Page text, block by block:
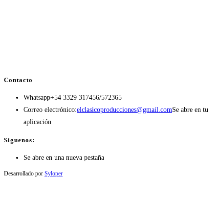
Contacto
Whatsapp+54 3329 317456/572365
Correo electrónico:elclasicoproducciones@gmail.comSe abre en tu
aplicación
Síguenos:
Se abre en una nueva pestaña
Desarrollado por Syloper